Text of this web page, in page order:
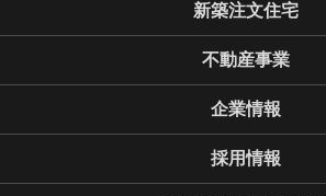
新築注文住宅
不動産事業
企業情報
採用情報